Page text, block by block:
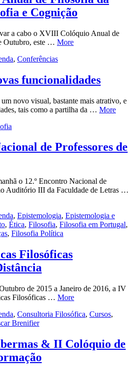
e Cognição
a cabo o XVIII Colóquio Anual de
Outubro, este … More
, Conferências
funcionalidades
novo visual, bastante mais atrativo, e
tais como a partilha da … More
de Professores de
o 12.º Encontro Nacional de
Auditório III da Faculdade de Letras …
, Epistemologia, Epistemologia e
, Ética, Filosofia, Filosofia em Portugal,
, Filosofia Política
Filosóficas
de 2015 a Janeiro de 2016, a IV
Filosóficas … More
, Consultoria Filosófica, Cursos,
Brenifier
& II Colóquio de